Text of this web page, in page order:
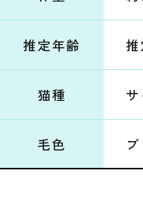
推定年齢
猫種
毛色